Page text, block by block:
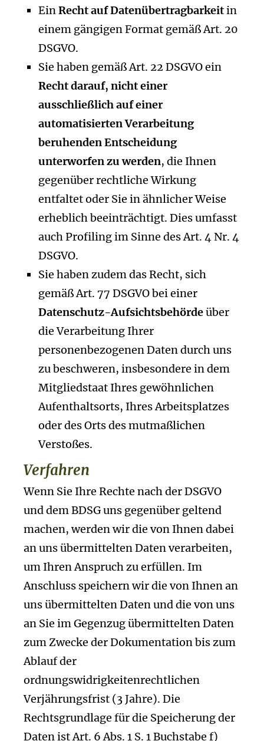
EinRecht auf Datenübertragbarkeitin
einem gängigen Format gemäß Art. 20
DSGVO.
Sie haben gemäß Art. 22 DSGVO ein
Recht darauf, nicht einer
ausschließlich auf einer
automatisierten Verarbeitung
beruhenden Entscheidung
unterworfen zu werden, die Ihnen
gegenüber rechtliche Wirkung
entfaltet oder Sie in ähnlicher Weise
erheblich beeinträchtigt. Dies umfasst
auch Profiling im Sinne des Art. 4 Nr. 4
DSGVO.
Sie haben zudem das Recht, sich
gemäß Art. 77 DSGVO bei einer
Datenschutz-Aufsichtsbehördeüber
die Verarbeitung Ihrer
personenbezogenen Daten durch uns
zu beschweren, insbesondere in dem
Mitgliedstaat Ihres gewöhnlichen
Aufenthaltsorts, Ihres Arbeitsplatzes
oder des Orts des mutmaßlichen
Verstoßes.
Verfahren
Wenn Sie Ihre Rechte nach der DSGVO
und dem BDSG uns gegenüber geltend
machen, werden wir die von Ihnen dabei
an uns übermittelten Daten verarbeiten,
um Ihren Anspruch zu erfüllen. Im
Anschluss speichern wir die von Ihnen an
uns übermittelten Daten und die von uns
an Sie im Gegenzug übermittelten Daten
zum Zwecke der Dokumentation bis zum
Ablauf der
ordnungswidrigkeitenrechtlichen
Verjährungsfrist (3 Jahre). Die
Rechtsgrundlage für die Speicherung der
Daten ist Art. 6 Abs. 1 S. 1 Buchstabe f)